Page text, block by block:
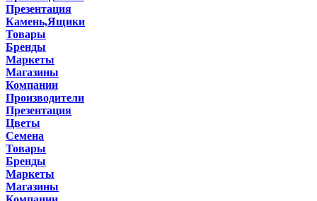
Презентация
Камень,Ящики
Товары
Бренды
Маркеты
Магазины
Компании
Производители
Презентация
Цветы
Семена
Товары
Бренды
Маркеты
Магазины